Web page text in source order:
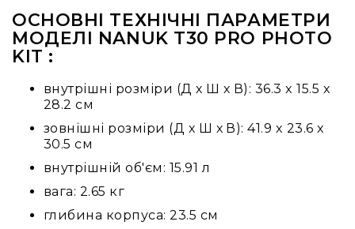
Аксесуари
та
компоненти
Програмне
Рекордери
Стаціонарні
Аксесуари
ОСНОВНІ ТЕХНІЧНІ ПАРАМЕТРИ
МОДЕЛІ NANUK T30 PRO PHOTO
KIT :
внутрішні розміри (Д х Ш х В): 36.3 x 15.5 x
28.2 см
зовнішні розміри (Д х Ш х В): 41.9 x 23.6 x
30.5 см
внутрішній об'єм: 15.91 л
вага: 2.65 кг
глибина корпуса: 23.5 см